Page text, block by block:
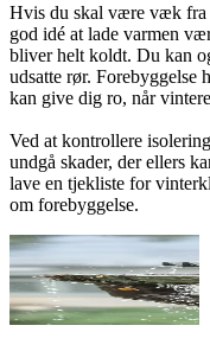
Hvis du skal være væk
god idé at lade varmen
bliver helt koldt. Du kan
udsatte rør. Forebyggelse
kan give dig ro, når
Ved at kontrollere
undgå skader, der ellers
lave en tjekliste for
om forebyggelse.